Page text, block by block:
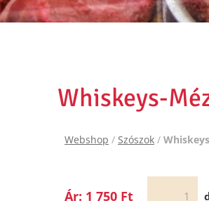
Whiskeys-
Webshop / Szószok /
Ár: 1 750 Ft